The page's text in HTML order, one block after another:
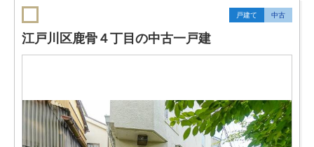
戸建て 中古
江戸川区鹿骨４丁目の中古一戸建